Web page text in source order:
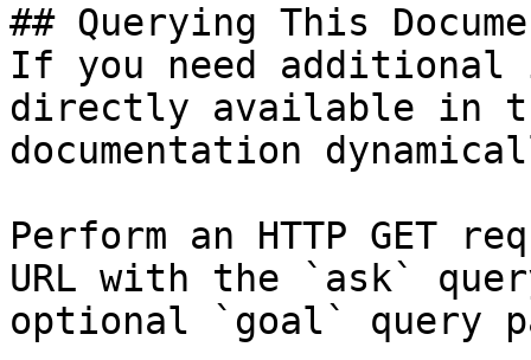
## Querying This
If you need
directly available in
documentation
Perform an HTTP GET
URL with the `ask`
optional `goal` query